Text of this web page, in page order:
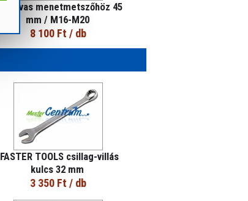
Hajtóvas menetmetszőhöz 45
mm / M16-M20
8 100 Ft / db
FASTER TOOLS csillag-villás
kulcs 32 mm
3 350 Ft / db